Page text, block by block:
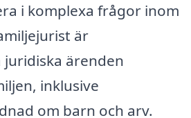
i komplexa frågor inom
är
juridiska ärenden
inklusive
om barn och arv.